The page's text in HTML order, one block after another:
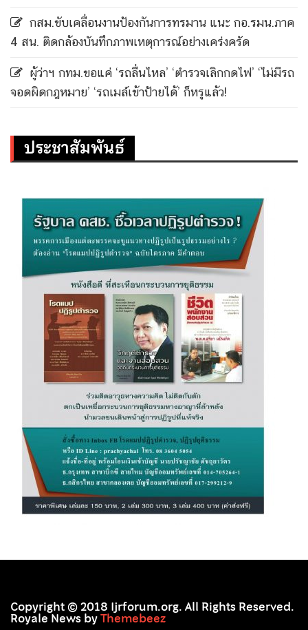
กสม.ขับเคลื่อนงานป้องกันการทรมาน แนะ กอ.รมน.ภาค
4 สน. ติดกล้องบันทึกภาพเหตุการณ์อย่างเคร่งครัด
ผู้ว่าฯ กทม.ขอแค่ ‘รถลื่นไหล’ ‘ตำรวจเลิกกดไฟ’ ‘ไม่มีรถ
จอดผิดกฎหมาย’ ‘รถเมล์เข้าป้ายได้’ ก็หรูแล้ว!
ประชาสัมพันธ์
Copyright © 2018 Ijrforum.org. All Rights Reserved.
Royale News byThemebeez